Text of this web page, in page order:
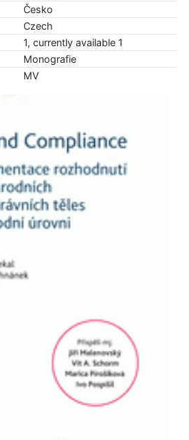
Česko
Czech
1, currently available 1
Monografie
MV